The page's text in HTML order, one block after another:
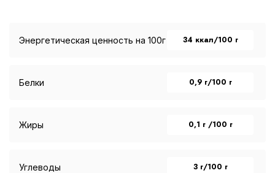
Энергетическая ценность на 100г 34 ккал/100 г
Белки 0,9 г/100 г
Жиры 0,1 г /100 г
Углеводы 3 г/100 г